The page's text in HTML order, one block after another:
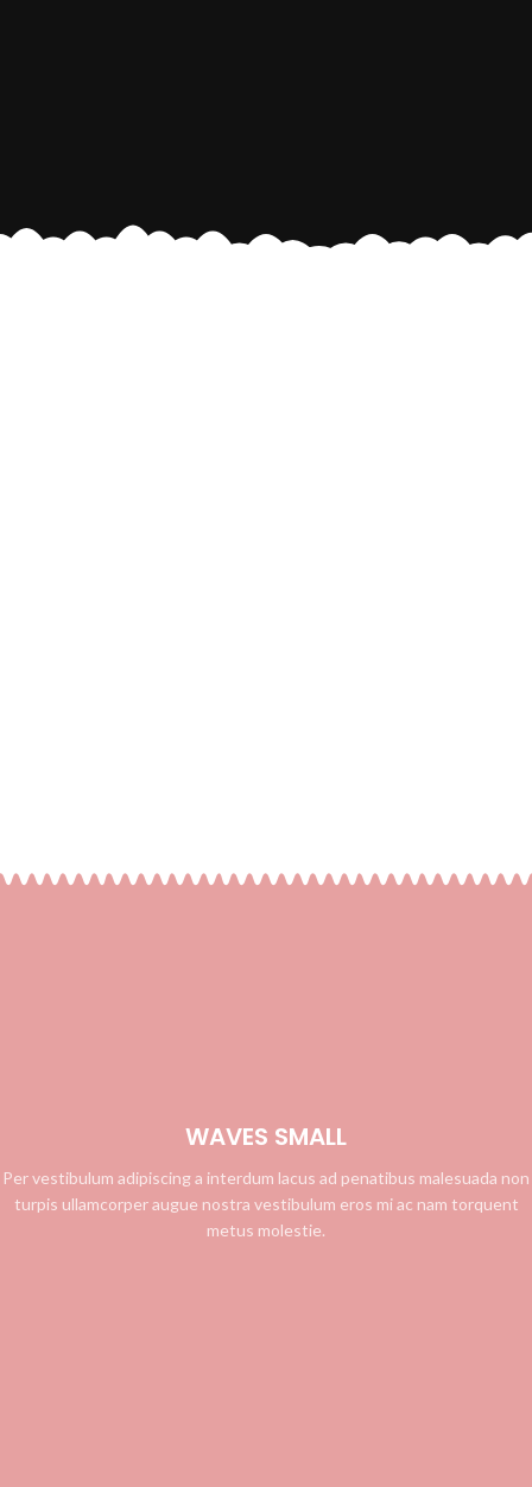
WAVES SMALL
Per vestibulum adipiscing a interdum lacus ad penatibus malesuada non
turpis ullamcorper augue nostra vestibulum eros mi ac nam torquent
metus molestie.